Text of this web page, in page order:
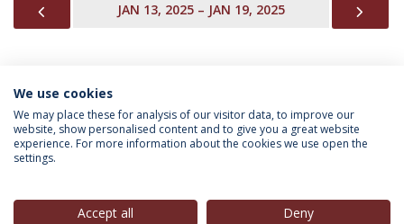
PREVIOUSJAN 13, 2025 – JAN 19, 2025
INFORMAÇÃO PARA
We use cookies
We may place these for analysis of our visitor data, to improve our
website, show personalised content and to give you a great website
experience. For more information about the cookies we use open the
settings.
Accept all Deny